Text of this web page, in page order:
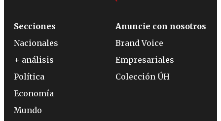
Secciones
Nacionales
+ análisis
Política
Economía
Mundo
Anuncie con nosotros
Brand Voice
Empresariales
Colección ÚH